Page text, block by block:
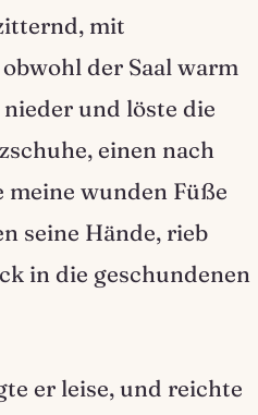
mit
der Saal warm
und löste die
einen nach
meine wunden Füße
seine Hände, rieb
in die geschundenen
er leise, und reichte